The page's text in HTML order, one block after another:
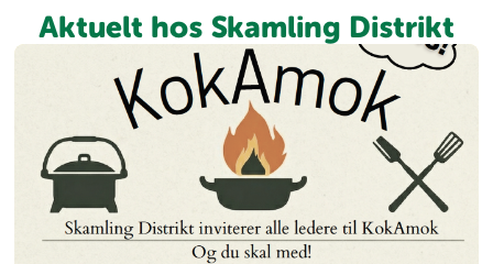
Aktuelt hos Skamling Distrikt